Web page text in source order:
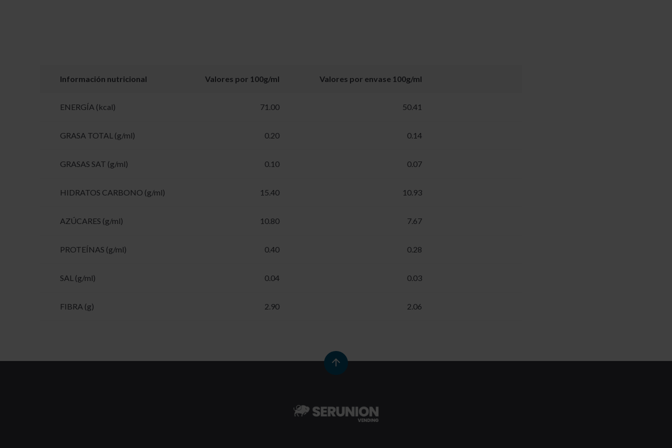
Información nutricional Valores por 100g/ml Valores por envase 100g/ml
ENERGÍA (kcal) 71.00 50.41
GRASA TOTAL (g/ml) 0.20 0.14
GRASAS SAT (g/ml) 0.10 0.07
HIDRATOS CARBONO (g/ml) 15.40 10.93
AZÚCARES (g/ml) 10.80 7.67
PROTEÍNAS (g/ml) 0.40 0.28
SAL (g/ml) 0.04 0.03
FIBRA (g) 2.90 2.06